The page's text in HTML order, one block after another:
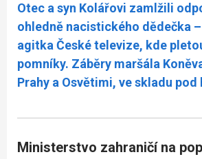
Otec a syn Kolářovi zamlžili
ohledně nacistického dědečka –
agitka České televize, kde
pomníky. Záběry maršála
Prahy a Osvětimi, ve skladu pod
Ministerstvo zahraničí na